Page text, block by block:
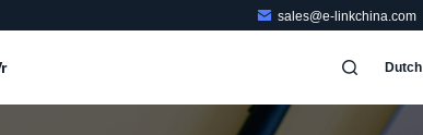
sales@e-linkchina.com
Dutch